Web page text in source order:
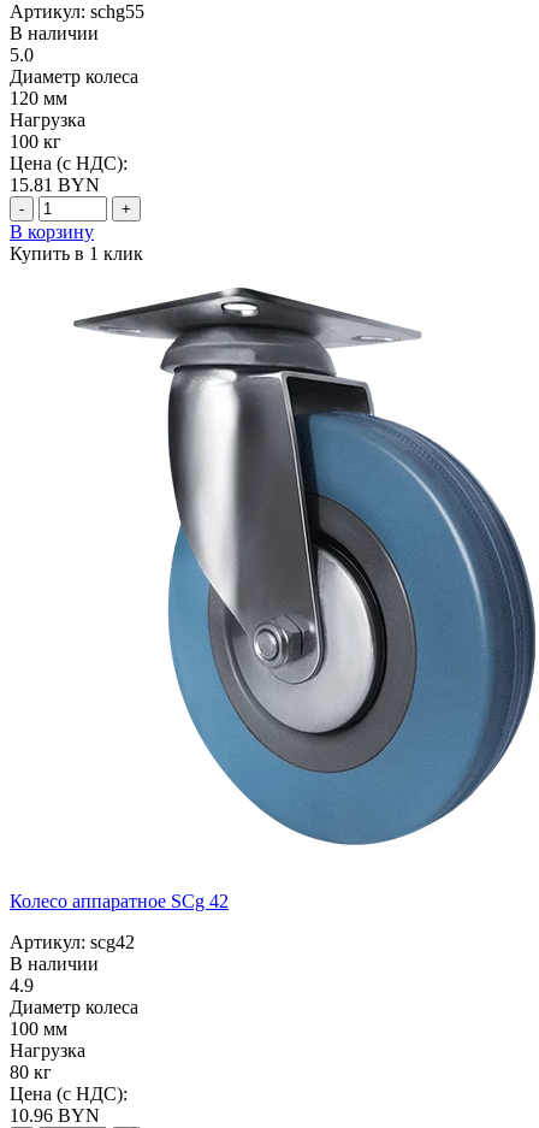
Артикул: schg55
В наличии
5.0
Диаметр колеса
120 мм
Нагрузка
100 кг
Цена (с НДС):
15.81 BYN
- +
В корзину
Купить в 1 клик
Колесо аппаратное SCg 42
Артикул: scg42
В наличии
4.9
Диаметр колеса
100 мм
Нагрузка
80 кг
Цена (с НДС):
10.96 BYN